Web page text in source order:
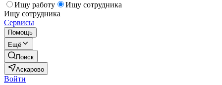
Ищу работу
Ищу сотрудника
Ищу сотрудника
Сервисы
Помощь
Ещё
Поиск
Аскарово
Войти